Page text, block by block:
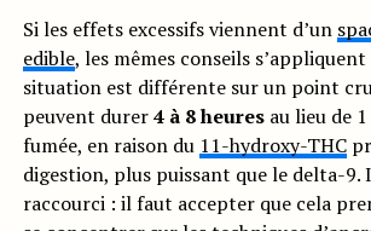
Si les effets excessifs viennent d’un
edible, les mêmes conseils
situation est différente sur un point
peuvent durer4 à 8 heuresau lieu de 1
fumée, en raison du 11-hydroxy-THC
digestion, plus puissant que le delta-9.
raccourci : il faut accepter que cela